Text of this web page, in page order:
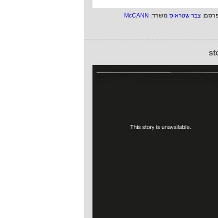
: צבר שטראוס משרד:
McCANN